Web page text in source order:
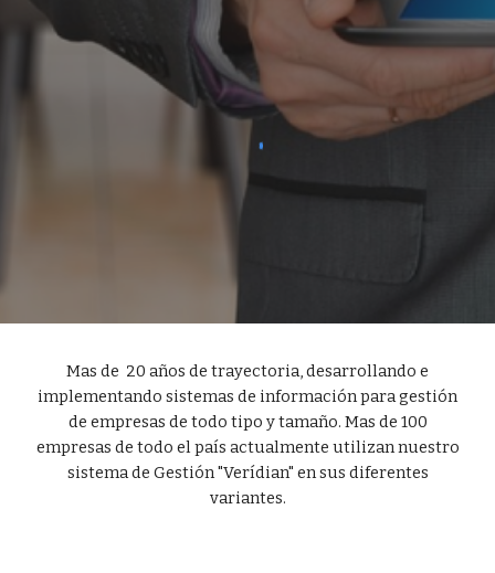
Mas de 20 años de trayectoria, desarrollando e
implementando sistemas de información para gestión
de empresas de todo tipo y tamaño. Mas de 100
empresas de todo el país actualmente utilizan nuestro
sistema de Gestión "Verídian" en sus diferentes
variantes.